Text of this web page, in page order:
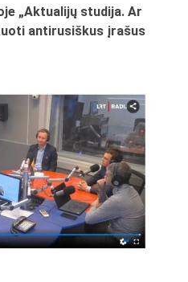
„Aktualijų studija. Ar
antirusiškus įrašus